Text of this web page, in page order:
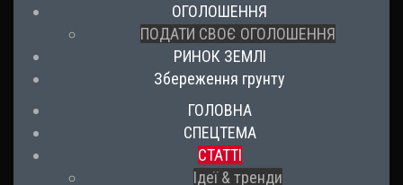
ОГОЛОШЕННЯ
ПОДАТИ СВОЄ ОГОЛОШЕННЯ
РИНОК ЗЕМЛІ
Збереження грунту
ГОЛОВНА
СПЕЦТЕМА
СТАТТІ
Ідеї & тренди